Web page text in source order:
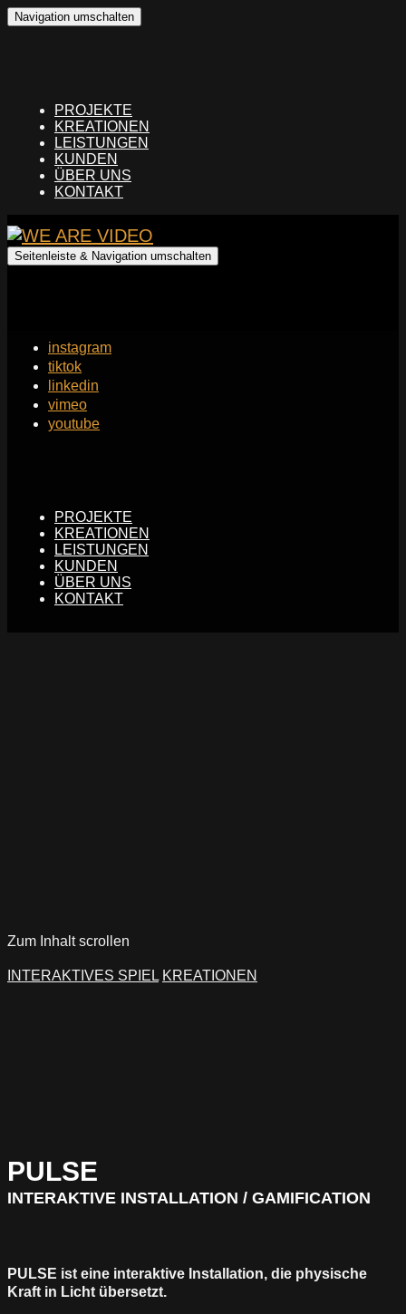
Navigation umschalten
PROJEKTE
KREATIONEN
LEISTUNGEN
KUNDEN
ÜBER UNS
KONTAKT
Seitenleiste & Navigation umschalten
instagram
tiktok
linkedin
vimeo
youtube
PROJEKTE
KREATIONEN
LEISTUNGEN
KUNDEN
ÜBER UNS
KONTAKT
Zum Inhalt scrollen
INTERAKTIVES SPIEL KREATIONEN
PULSE
INTERAKTIVE INSTALLATION / GAMIFICATION
PULSE ist eine interaktive Installation, die physische
Kraft in Licht übersetzt.